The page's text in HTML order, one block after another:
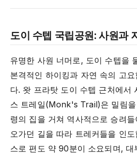
도이 수텝 국립공원: 사원과
유명한 사원 너머로, 도이 수텝을
본격적인 하이킹과 자연 속의 고
다. 왓 프라탓 도이 수텝 근처에서
스 트레일(Monk's Trail)은 밀림
령의 집을 거쳐 역사적으로 승려
오가던 길을 따라 트레커들을 인
스로 편도 약 90분이 소요되며, 대